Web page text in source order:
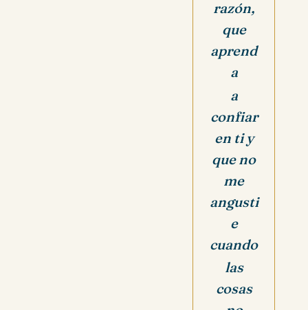
razón,
que
aprend
a
a
confiar
en ti y
que no
me
angusti
e
cuando
las
cosas